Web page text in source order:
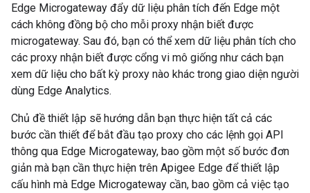
Edge Microgateway đẩy dữ liệu phân tích đến Edge một
cách không đồng bộ cho mỗi proxy nhận biết được
microgateway. Sau đó, bạn có thể xem dữ liệu phân tích cho
các proxy nhận biết được cổng vi mô giống như cách bạn
xem dữ liệu cho bất kỳ proxy nào khác trong giao diện người
dùng Edge Analytics.
Chủ đề thiết lập sẽ hướng dẫn bạn thực hiện tất cả các
bước cần thiết để bắt đầu tạo proxy cho các lệnh gọi API
thông qua Edge Microgateway, bao gồm một số bước đơn
giản mà bạn cần thực hiện trên Apigee Edge để thiết lập
cấu hình mà Edge Microgateway cần, bao gồm cả việc tạo